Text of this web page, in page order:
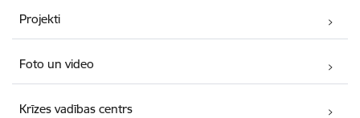
Projekti
Foto un video
Krīzes vadības centrs